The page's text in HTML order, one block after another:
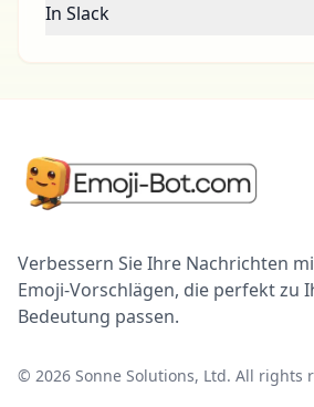
In Slack
Verbessern Sie Ihre Nachrichten
Emoji-Vorschlägen, die perfekt zu
Bedeutung passen.
© 2026 Sonne Solutions, Ltd. All rights